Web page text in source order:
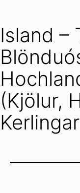
Island –
(Kjölur,